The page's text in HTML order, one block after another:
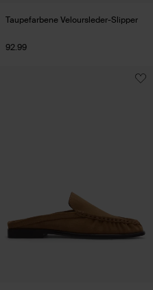
Taupefarbene Veloursleder-Slipper
92.99